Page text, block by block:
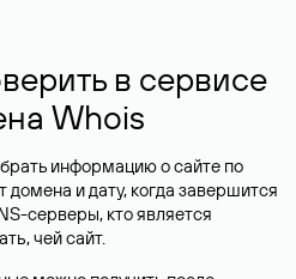
в сервисе
Whois
информацию о сайте по
и дату, когда завершится
серверы, кто является
чей сайт.